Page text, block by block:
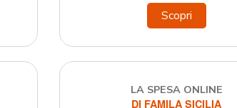
Scopri
LA SPESA ONLINE
DI FAMILA SICILIA